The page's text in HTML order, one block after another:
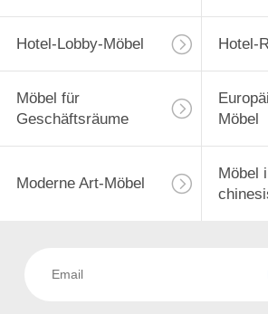
Hotel-Lobby-Möbel Hotel-
Möbel für
Geschäftsräume
Möbel
Moderne Art-Möbel
Möbel